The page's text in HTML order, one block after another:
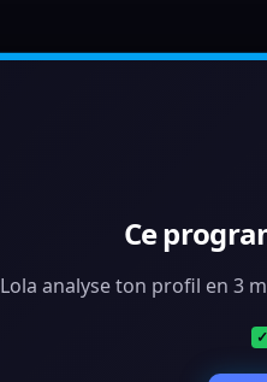
Ce
Lola analyse ton profil en 3
✓